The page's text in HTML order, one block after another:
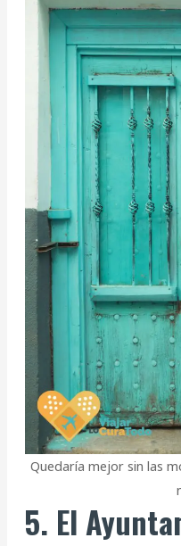
Quedaría mejor sin las
5. El